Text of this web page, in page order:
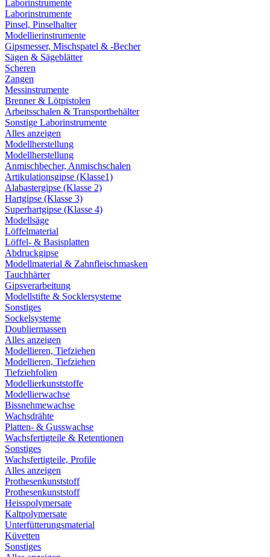
Laborinstrumente
Laborinstrumente
Pinsel, Pinselhalter
Modellierinstrumente
Gipsmesser, Mischspatel & -Becher
Sägen & Sägeblätter
Scheren
Zangen
Messinstrumente
Brenner & Lötpistolen
Arbeitsschalen & Transportbehälter
Sonstige Laborinstrumente
Alles anzeigen
Modellherstellung
Modellherstellung
Anmischbecher, Anmischschalen
Artikulationsgipse (Klasse1)
Alabastergipse (Klasse 2)
Hartgipse (Klasse 3)
Superhartgipse (Klasse 4)
Modellsäge
Löffelmaterial
Löffel- & Basisplatten
Abdruckgipse
Modellmaterial & Zahnfleischmasken
Tauchhärter
Gipsverarbeitung
Modellstifte & Socklersysteme
Sonstiges
Sockelsysteme
Doubliermassen
Alles anzeigen
Modellieren, Tiefziehen
Modellieren, Tiefziehen
Tiefziehfolien
Modellierkunststoffe
Modellierwachse
Bissnehmewachse
Wachsdrähte
Platten- & Gusswachse
Wachsfertigteile & Retentionen
Sonstiges
Wachsfertigteile, Profile
Alles anzeigen
Prothesenkunststoff
Prothesenkunststoff
Heisspolymersate
Kaltpolymersate
Unterfütterungsmaterial
Küvetten
Sonstiges